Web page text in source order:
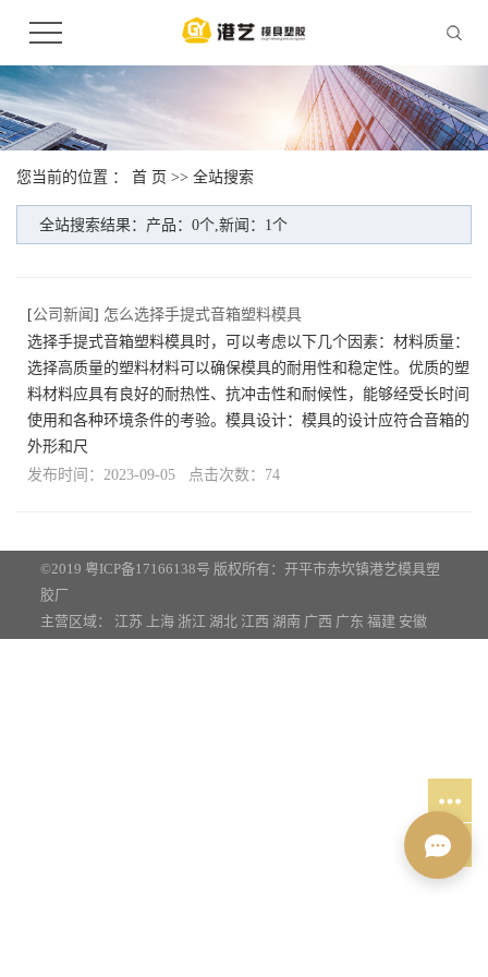
您当前的位置 ： 首 页 >> 全站搜索
全站搜索结果：产品：0个,新闻：1个
[公司新闻 ] 怎么选择手提式音箱塑料模具
选择手提式音箱塑料模具时，可以考虑以下几个因素：材料质量：
选择高质量的塑料材料可以确保模具的耐用性和稳定性。优质的塑
料材料应具有良好的耐热性、抗冲击性和耐候性，能够经受长时间
使用和各种环境条件的考验。模具设计：模具的设计应符合音箱的
外形和尺
发布时间：2023-09-05 点击次数：74
©2019 粤ICP备17166138号 版权所有：开平市赤坎镇港艺模具塑
胶厂
主营区域： 江苏 上海 浙江 湖北 江西 湖南 广西 广东 福建 安徽